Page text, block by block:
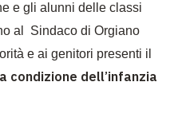
e gli alunni delle classi
al
Sindaco di Orgiano
e ai genitori presenti il
condizione dell’infanzia